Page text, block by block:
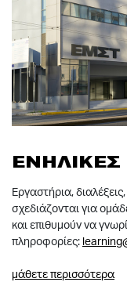
ΕΝΗΛΙΚΕΣ
Εργαστήρια,
σχεδιάζονται για
και επιθυμούν να
πληροφορίες:
μάθετε περισσότερα